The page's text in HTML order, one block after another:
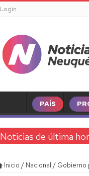
Login
PAÍS
Noticias de última
Inicio / Nacional / Gobierno